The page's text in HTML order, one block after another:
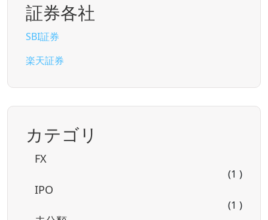
証券各社
SBI証券
楽天証券
カテゴリ
FX
(1 )
IPO
(1 )